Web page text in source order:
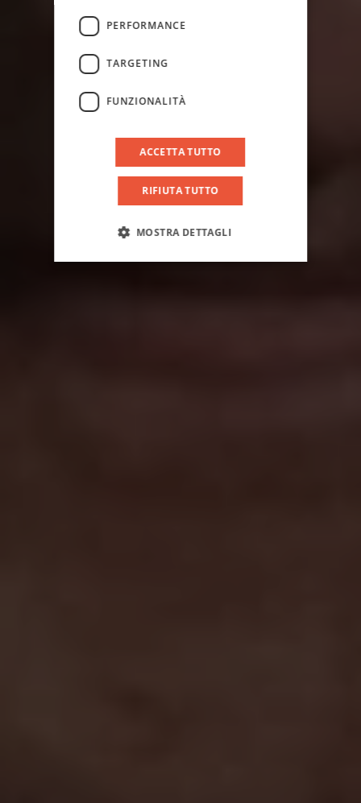
PERFORMANCE
TARGETING
FUNZIONALITÀ
ACCETTA TUTTO
RIFIUTA TUTTO
MOSTRA DETTAGLI